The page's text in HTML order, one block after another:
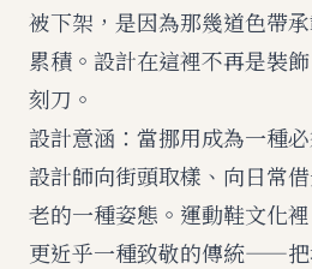
被下架，是因為那幾道色帶
累積。設計在這裡不再是裝
刻刀。
設計意涵：當挪用成為一種
設計師向街頭取樣、向日常
老的一種姿態。運動鞋文化裡
更近乎一種致敬的傳統——把